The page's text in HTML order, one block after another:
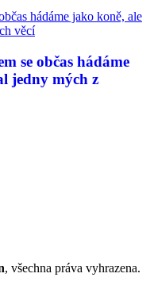
se občas hádáme
jedny mých z
, všechna práva vyhrazena.